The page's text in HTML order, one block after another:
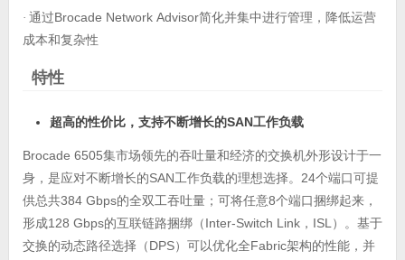
· 通过Brocade Network Advisor简化并集中进行管理，降低运营
成本和复杂性
特性
超高的性价比，支持不断增长的SAN工作负载
Brocade 6505集市场领先的吞吐量和经济的交换机外形设计于一
身，是应对不断增长的SAN工作负载的理想选择。 24个端口可提
供总共384 Gbps的全双工吞吐量；可将任意8个端口捆绑起来，
形成128 Gbps的互联链路捆绑（ Inter-Switch Link， ISL ）。基于
交换的动态路径选择（ DPS）可以优化全Fabric架构的性能，并